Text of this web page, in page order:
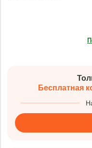
Бесплатная